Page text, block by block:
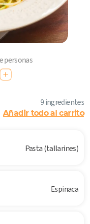
personas
9 ingredientes
Añadir todo al carrito
Pasta (tallarines)
Espinaca